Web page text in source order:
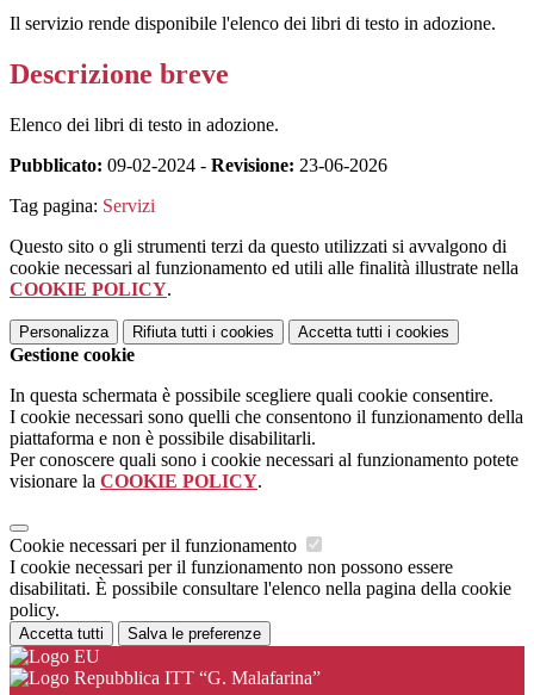
Il servizio rende disponibile l'elenco dei libri di testo in adozione.
Descrizione breve
Elenco dei libri di testo in adozione.
Pubblicato: 09-02-2024 - Revisione: 23-06-2026
Tag pagina: Servizi
Questo sito o gli strumenti terzi da questo utilizzati si avvalgono di
cookie necessari al funzionamento ed utili alle finalità illustrate nella
COOKIE POLICY.
Personalizza Rifiuta tutti i cookies Accetta tutti i cookies
Gestione cookie
In questa schermata è possibile scegliere quali cookie consentire.
I cookie necessari sono quelli che consentono il funzionamento della
piattaforma e non è possibile disabilitarli.
Per conoscere quali sono i cookie necessari al funzionamento potete
visionare la COOKIE POLICY.
Cookie necessari per il funzionamento
I cookie necessari per il funzionamento non possono essere
disabilitati. È possibile consultare l'elenco nella pagina della cookie
policy.
Accetta tutti Salva le preferenze
ITT “G. Malafarina”